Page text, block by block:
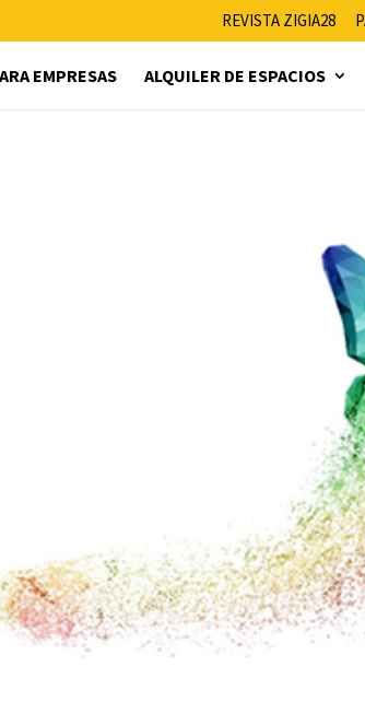
REVISTA ZIGIA28
EMPRESAS ALQUILER DE ESPACIOS